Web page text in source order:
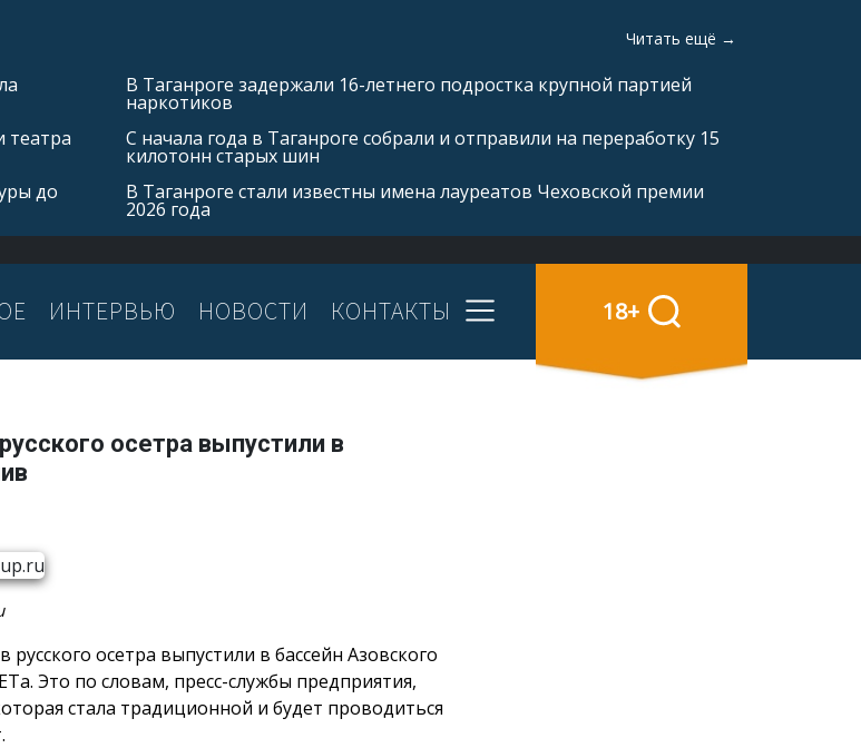
Читать ещё →
театра
до
В Таганроге задержали 16-летнего подростка крупной партией
наркотиков
С начала года в Таганроге собрали и отправили на переработку 15
килотонн старых шин
В Таганроге стали известны имена лауреатов Чеховской премии
2026 года
ИНТЕРВЬЮ НОВОСТИ КОНТАКТЫ 18+
осетра выпустили в
русского осетра выпустили в бассейн Азовского
Это по словам, пресс-службы предприятия,
стала традиционной и будет проводиться